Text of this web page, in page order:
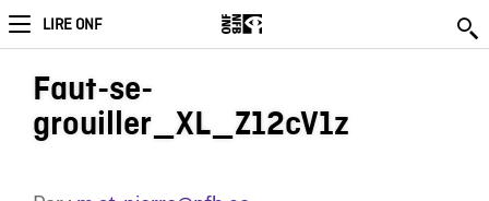
LIRE ONF
Faut-se-
grouiller_XL_Z12cV1z